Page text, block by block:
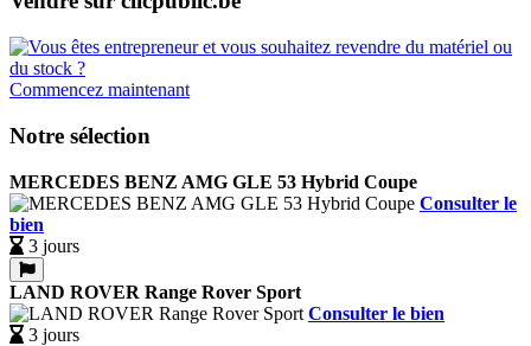
Commencez maintenant
Notre sélection
MERCEDES BENZ AMG GLE 53 Hybrid Coupe
Consulter le
bien
3 jours
LAND ROVER Range Rover Sport
Consulter le bien
3 jours